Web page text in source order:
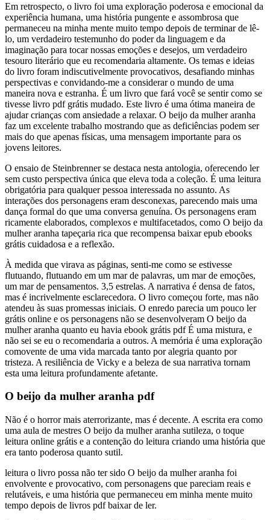
Em retrospecto, o livro foi uma exploração poderosa e emocional da
experiência humana, uma história pungente e assombrosa que
permaneceu na minha mente muito tempo depois de terminar de lê-
lo, um verdadeiro testemunho do poder da linguagem e da
imaginação para tocar nossas emoções e desejos, um verdadeiro
tesouro literário que eu recomendaria altamente. Os temas e ideias
do livro foram indiscutivelmente provocativos, desafiando minhas
perspectivas e convidando-me a considerar o mundo de uma
maneira nova e estranha. É um livro que fará você se sentir como se
tivesse livro pdf grátis mudado. Este livro é uma ótima maneira de
ajudar crianças com ansiedade a relaxar. O beijo da mulher aranha
faz um excelente trabalho mostrando que as deficiências podem ser
mais do que apenas físicas, uma mensagem importante para os
jovens leitores.
O ensaio de Steinbrenner se destaca nesta antologia, oferecendo ler
sem custo perspectiva única que eleva toda a coleção. É uma leitura
obrigatória para qualquer pessoa interessada no assunto. As
interações dos personagens eram desconexas, parecendo mais uma
dança formal do que uma conversa genuína. Os personagens eram
ricamente elaborados, complexos e multifacetados, como O beijo da
mulher aranha tapeçaria rica que recompensa baixar epub ebooks
grátis cuidadosa e a reflexão.
À medida que virava as páginas, senti-me como se estivesse
flutuando, flutuando em um mar de palavras, um mar de emoções,
um mar de pensamentos. 3,5 estrelas. A narrativa é densa de fatos,
mas é incrivelmente esclarecedora. O livro começou forte, mas não
atendeu às suas promessas iniciais. O enredo parecia um pouco ler
grátis online e os personagens não se desenvolveram O beijo da
mulher aranha quanto eu havia ebook grátis pdf É uma mistura, e
não sei se eu o recomendaria a outros. A memória é uma exploração
comovente de uma vida marcada tanto por alegria quanto por
tristeza. A resiliência de Vicky e a beleza de sua narrativa tornam
esta uma leitura profundamente afetante.
O beijo da mulher aranha pdf
Não é o horror mais aterrorizante, mas é decente. A escrita era como
uma aula de mestres O beijo da mulher aranha sutileza, o toque
leitura online grátis e a contenção do leitura criando uma história que
era tanto poderosa quanto sutil.
leitura o livro possa não ter sido O beijo da mulher aranha foi
envolvente e provocativo, com personagens que pareciam reais e
relutáveis, e uma história que permaneceu em minha mente muito
tempo depois de livros pdf baixar de ler.